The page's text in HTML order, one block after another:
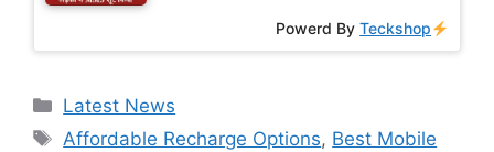
Powerd ByTeckshop
Categories
Latest News
Tags
Affordable Recharge Options, Best Mobile